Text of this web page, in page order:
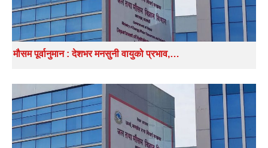
मौसम पूर्वानुमान : देशभर मनसुनी वायुको प्रभाव,…